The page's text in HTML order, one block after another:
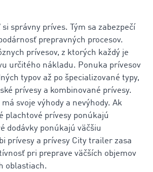
správny príves. Tým sa zabezpečí
prepravných procesov.
prívesov, z ktorých každý je
určitého nákladu. Ponuka prívesov
typov až po špecializované typy,
prívesy a kombinované prívesy.
svoje výhody a nevýhody. Ak
plachtové prívesy ponúkajú
dodávky ponúkajú väčšiu
prívesy a prívesy City trailer zasa
pri preprave väčších objemov
oblastiach.